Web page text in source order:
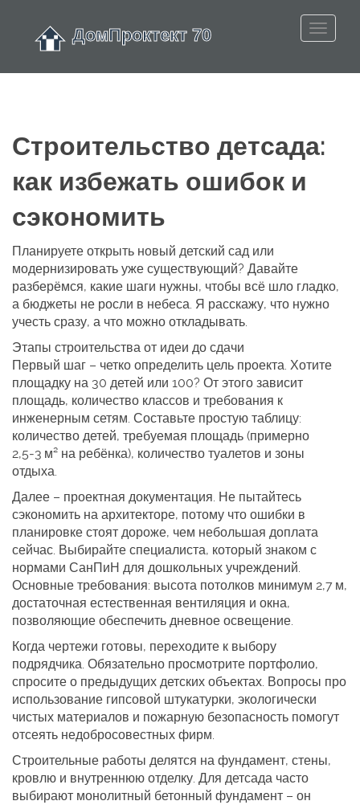
Строительство детсада:
как избежать ошибок и
сэкономить
Планируете открыть новый детский сад или
модернизировать уже существующий? Давайте
разберёмся, какие шаги нужны, чтобы всё шло гладко,
а бюджеты не росли в небеса. Я расскажу, что нужно
учесть сразу, а что можно откладывать.
Этапы строительства от идеи до сдачи
Первый шаг – четко определить цель проекта. Хотите
площадку на 30 детей или 100? От этого зависит
площадь, количество классов и требования к
инженерным сетям. Составьте простую таблицу:
количество детей, требуемая площадь (примерно
2,5‑3 м² на ребёнка), количество туалетов и зоны
отдыха.
Далее – проектная документация. Не пытайтесь
сэкономить на архитекторе, потому что ошибки в
планировке стоят дороже, чем небольшая доплата
сейчас. Выбирайте специалиста, который знаком с
нормами СанПиН для дошкольных учреждений.
Основные требования: высота потолков минимум 2,7 м,
достаточная естественная вентиляция и окна,
позволяющие обеспечить дневное освещение.
Когда чертежи готовы, переходите к выбору
подрядчика. Обязательно просмотрите портфолио,
спросите о предыдущих детских объектах. Вопросы про
использование гипсовой штукатурки, экологически
чистых материалов и пожарную безопасность помогут
отсеять недобросовестных фирм.
Строительные работы делятся на фундамент, стены,
кровлю и внутреннюю отделку. Для детсада часто
выбирают монолитный бетонный фундамент – он